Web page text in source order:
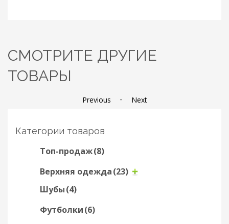
СМОТРИТЕ ДРУГИЕ
ТОВАРЫ
Previous - Next
Категории товаров
Топ-продаж(8)
Верхняя одежда(23)
Шубы(4)
Футболки(6)